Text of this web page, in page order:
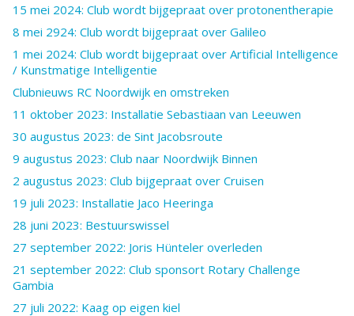
15 mei 2024: Club wordt bijgepraat over protonentherapie
8 mei 2924: Club wordt bijgepraat over Galileo
1 mei 2024: Club wordt bijgepraat over Artificial Intelligence
/ Kunstmatige Intelligentie
Clubnieuws RC Noordwijk en omstreken
11 oktober 2023: Installatie Sebastiaan van Leeuwen
30 augustus 2023: de Sint Jacobsroute
9 augustus 2023: Club naar Noordwijk Binnen
2 augustus 2023: Club bijgepraat over Cruisen
19 juli 2023: Installatie Jaco Heeringa
28 juni 2023: Bestuurswissel
27 september 2022: Joris Hünteler overleden
21 september 2022: Club sponsort Rotary Challenge
Gambia
27 juli 2022: Kaag op eigen kiel